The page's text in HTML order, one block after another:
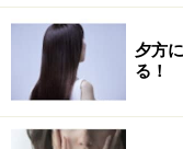
夕方
る！